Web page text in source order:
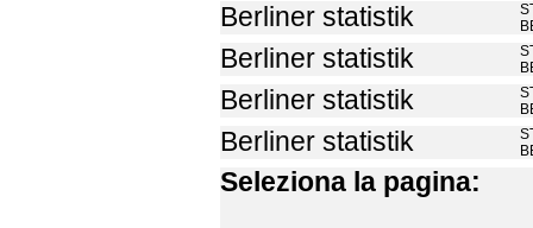
Berliner statistik
Berliner statistik
Berliner statistik
Berliner statistik
Seleziona la pagina: